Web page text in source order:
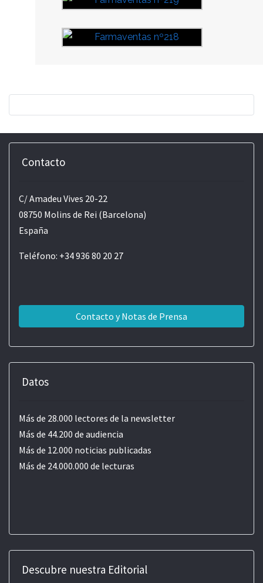
Contacto
C/ Amadeu Vives 20-22
08750 Molins de Rei (Barcelona)
España
Teléfono: +34 936 80 20 27
Contacto y Notas de Prensa
Datos
Más de 28.000 lectores de la newsletter
Más de 44.200 de audiencia
Más de 12.000 noticias publicadas
Más de 24.000.000 de lecturas
Descubre nuestra Editorial